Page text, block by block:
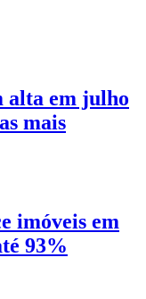
alta em julho
mais
imóveis em
93%